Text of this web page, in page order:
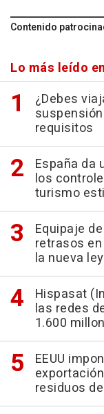
Contenido
Lo más leído
¿Debes
requisitos
España da
los
turismo
Equipaje
retrasos
la nueva
Hispasat
las redes
1.600
EEUU
residuos